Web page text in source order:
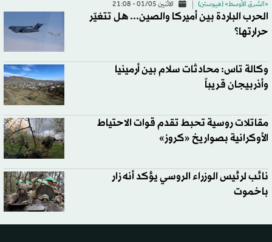
«الشرق الأوسط» (هيوستن) الاثنين 01/05 - 21:08
الحرب الباردة بين أميركا والصين... هل تتغيّر
حرارتها؟
وكالة تاس: محادثات سلام بين أرمينيا
وأذربيجان قريباً
مقاتلات روسية تحبط تقدم قوات الاحتياط
الأوكرانية بصواريخ «كروز»
نائب لرئيس الوزراء الروسي يؤكد أنه زار
باخموت